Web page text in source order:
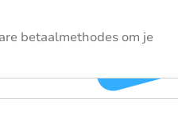
betaalmethodes om je